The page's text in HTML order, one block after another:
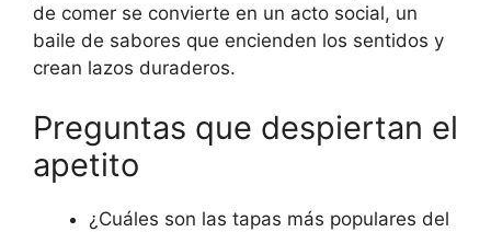
de comer se convierte en un acto social, un
baile de sabores que encienden los sentidos y
crean lazos duraderos.
Preguntas que despiertan el
apetito
¿Cuáles son las tapas más populares del